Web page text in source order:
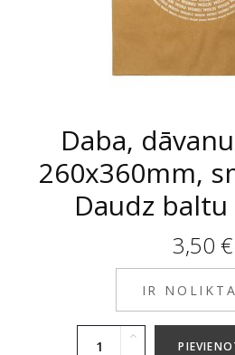
Daba,
260x360mm,
Daudz
3,50 €
IR